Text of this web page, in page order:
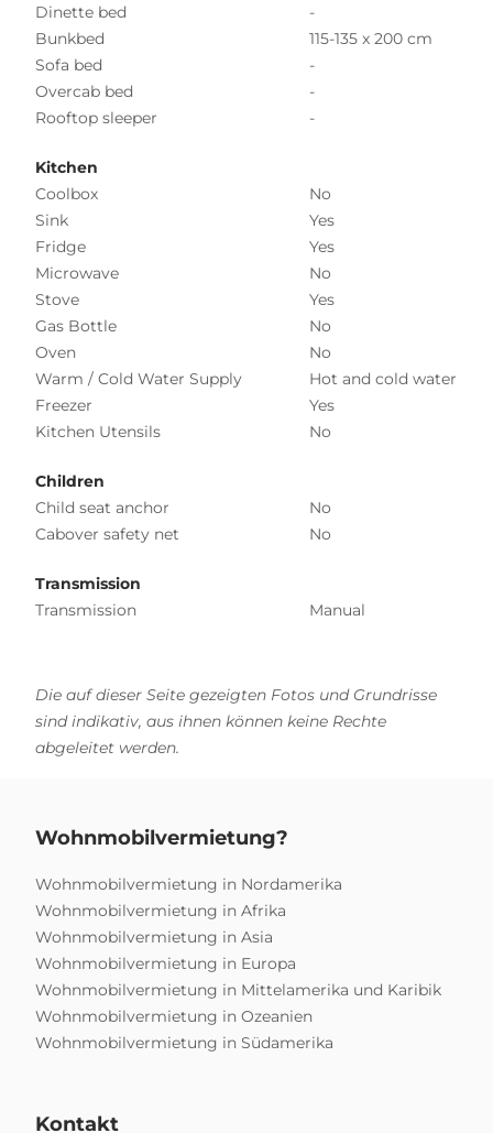
Dinette bed
-
Bunkbed
115-135 x 200 cm
Sofa bed
-
Overcab bed
-
Rooftop sleeper
-
Kitchen
Coolbox
No
Sink
Yes
Fridge
Yes
Microwave
No
Stove
Yes
Gas Bottle
No
Oven
No
Warm / Cold Water Supply
Hot and cold water
Freezer
Yes
Kitchen Utensils
No
Children
Child seat anchor
No
Cabover safety net
No
Transmission
Transmission
Manual
Die auf dieser Seite gezeigten Fotos und Grundrisse
sind indikativ, aus ihnen können keine Rechte
abgeleitet werden.
Wohnmobilvermietung?
Wohnmobilvermietung in Nordamerika
Wohnmobilvermietung in Afrika
Wohnmobilvermietung in Asia
Wohnmobilvermietung in Europa
Wohnmobilvermietung in Mittelamerika und Karibik
Wohnmobilvermietung in Ozeanien
Wohnmobilvermietung in Südamerika
Kontakt